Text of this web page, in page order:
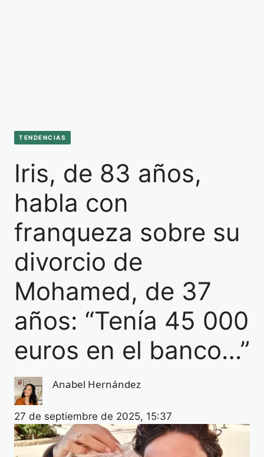
TENDENCIAS
Iris, de 83 años,
habla con
franqueza sobre su
divorcio de
Mohamed, de 37
años: “Tenía 45 000
euros en el banco…”
Anabel Hernández
27 de septiembre de 2025, 15:37